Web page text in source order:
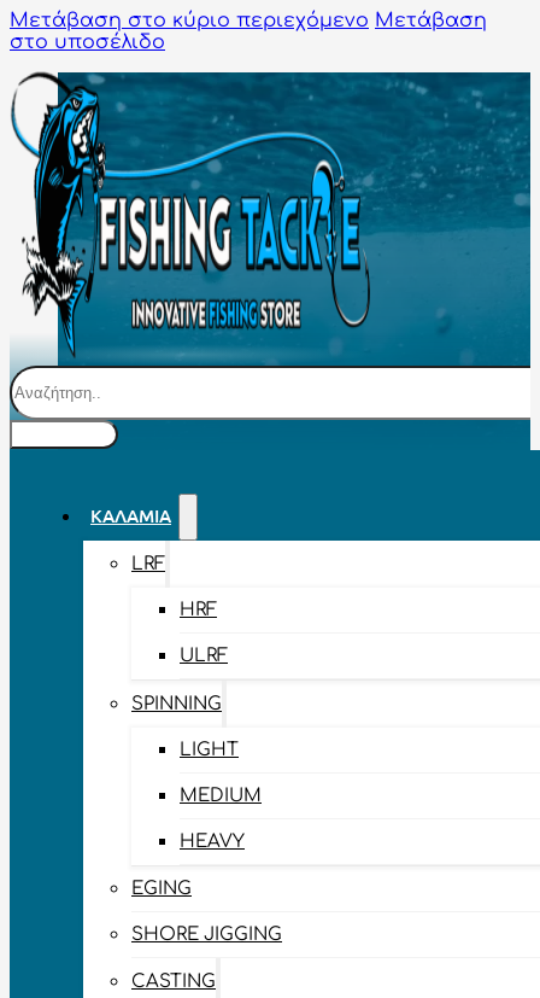
Μετάβαση στο κύριο περιεχόμενο Μετάβαση
στο υποσέλιδο
Αναζήτηση
ΚΑΛΆΜΙΑ
LRF
HRF
ULRF
SPINNING
LIGHT
MEDIUM
HEAVY
EGING
SHORE JIGGING
CASTING